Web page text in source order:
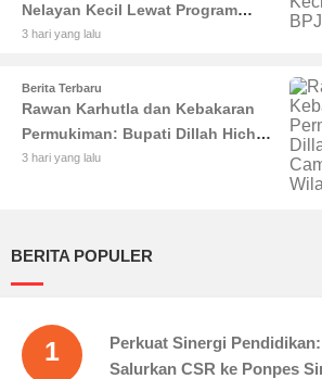
Nelayan Kecil Lewat Program
BPJS Ketenagakerjaan
3 hari yang lalu
Berita Terbaru
Rawan Karhutla dan Kebakaran
Permukiman: Bupati Dillah Hich
Larang Camat Tinggalkan Wilayah
3 hari yang lalu
BERITA POPULER
1
Perkuat Sinergi
Salurkan CSR ke Ponpes